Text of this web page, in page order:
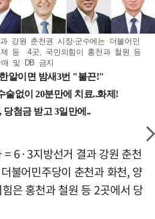
강원 춘천권 시장·군수에는 더불어민
등 4곳, 국민의힘이 홍천과 철원 등
및 DB 금지
= 6·3지방선거 결과 강원 춘천
불어민주당이 춘천과 화천, 양
은 홍천과 철원 등 2곳에서 당